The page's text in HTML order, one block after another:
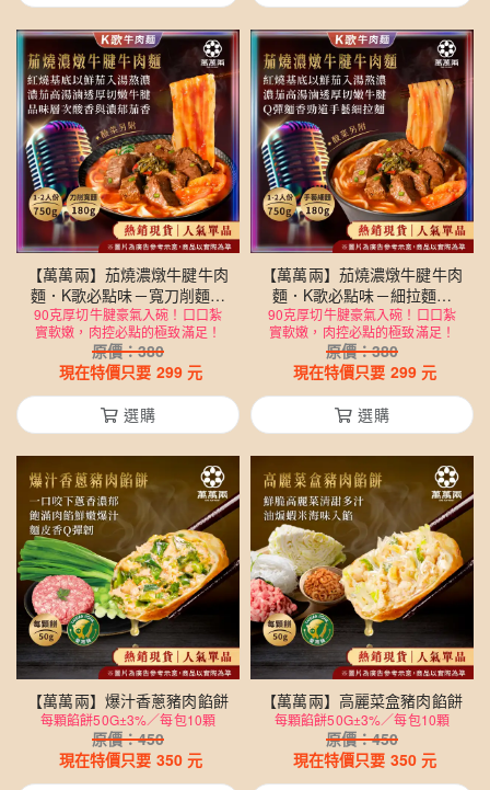
【萬萬兩】茄燒濃燉牛腱牛肉
麵．K歌必點味－寬刀削麵款
（牛肉湯545g＋麵180g＋附
酸菜包25g／總淨重750g）
90克厚切牛腱豪氣入碗！口口紮
實軟嫩，肉控必點的極致滿足！
原價：380
現在特價只要 299 元
選購
【萬萬兩】茄燒濃燉牛腱牛肉
麵．K歌必點味－細拉麵款
（牛肉湯545g＋麵180g＋附
酸菜包25g／總淨重750g）
90克厚切牛腱豪氣入碗！口口紮
實軟嫩，肉控必點的極致滿足！
原價：380
現在特價只要 299 元
選購
【萬萬兩】爆汁香蔥豬肉餡餅
每顆餡餅50G±3%／每包10顆
原價：450
現在特價只要 350 元
【萬萬兩】高麗菜盒豬肉餡餅
每顆餡餅50G±3%／每包10顆
原價：450
現在特價只要 350 元